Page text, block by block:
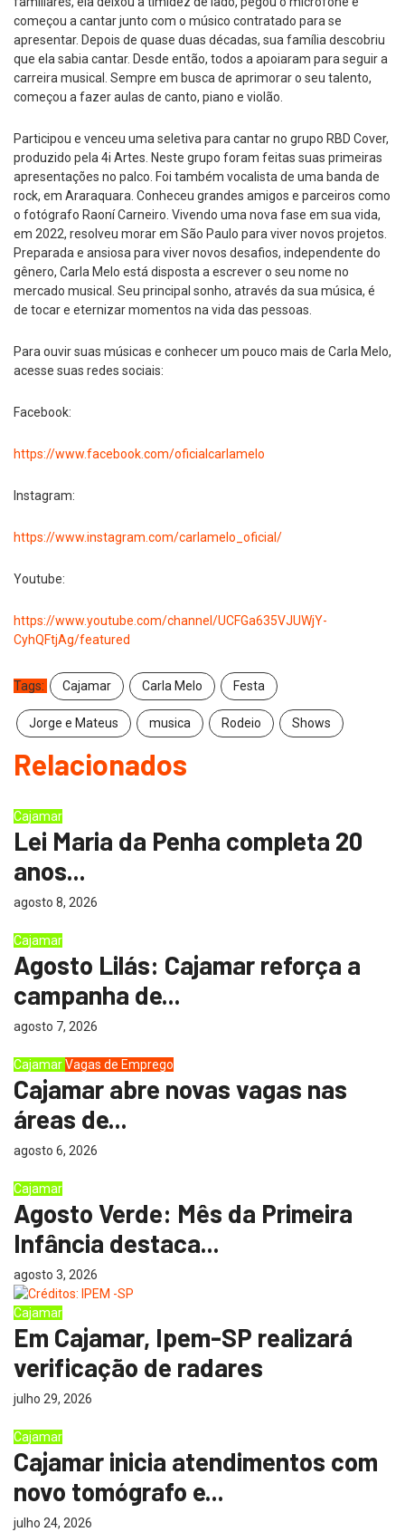
começou a cantar junto com o músico contratado para se
apresentar. Depois de quase duas décadas, sua família descobriu
que ela sabia cantar. Desde então, todos a apoiaram para seguir a
carreira musical. Sempre em busca de aprimorar o seu talento,
começou a fazer aulas de canto, piano e violão.
Participou e venceu uma seletiva para cantar no grupo RBD Cover,
produzido pela 4i Artes. Neste grupo foram feitas suas primeiras
apresentações no palco. Foi também vocalista de uma banda de
rock, em Araraquara. Conheceu grandes amigos e parceiros como
o fotógrafo Raoní Carneiro. Vivendo uma nova fase em sua vida,
em 2022, resolveu morar em São Paulo para viver novos projetos.
Preparada e ansiosa para viver novos desafios, independente do
gênero, Carla Melo está disposta a escrever o seu nome no
mercado musical. Seu principal sonho, através da sua música, é
de tocar e eternizar momentos na vida das pessoas.
Para ouvir suas músicas e conhecer um pouco mais de Carla Melo,
acesse suas redes sociais:
Facebook:
https://www.facebook.com/oficialcarlamelo
Instagram:
https://www.instagram.com/carlamelo_oficial/
Youtube:
https://www.youtube.com/channel/UCFGa635VJUWjY-
CyhQFtjAg/featured
Tags: Cajamar Carla Melo Festa
Jorge e Mateus musica Rodeio Shows
Relacionados
Cajamar
Lei Maria da Penha completa 20
anos...
agosto 8, 2026
Cajamar
Agosto Lilás: Cajamar reforça a
campanha de...
agosto 7, 2026
CajamarVagas de Emprego
Cajamar abre novas vagas nas
áreas de...
agosto 6, 2026
Cajamar
Agosto Verde: Mês da Primeira
Infância destaca...
agosto 3, 2026
Cajamar
Em Cajamar, Ipem-SP realizará
verificação de radares
julho 29, 2026
Cajamar
Cajamar inicia atendimentos com
novo tomógrafo e...
julho 24, 2026